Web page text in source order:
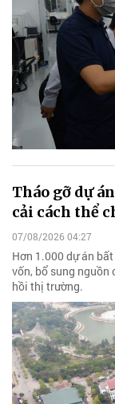
Tháo gỡ dự
cải cách thể
07/08/2026 04:27
Hơn 1.000 dự án
vốn, bổ sung nguồn
hồi thị trường.